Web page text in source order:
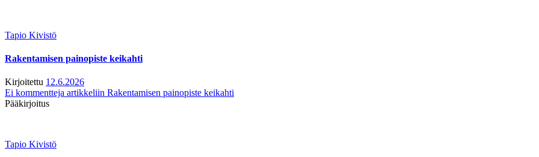
Tapio Kivistö
Rakentamisen painopiste keikahti
Kirjoitettu 12.6.2026
Ei kommentteja artikkeliin Rakentamisen painopiste keikahti
Pääkirjoitus
Tapio Kivistö